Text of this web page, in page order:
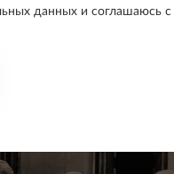
данных и соглашаюсь с